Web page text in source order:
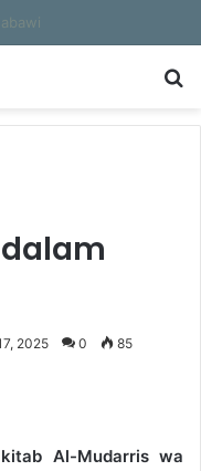
2025 0 85
Al-Mudarris wa